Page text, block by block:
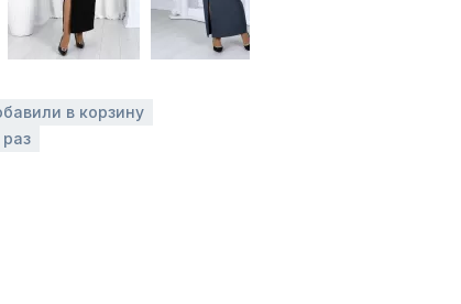
в корзину